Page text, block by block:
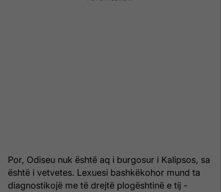
Por, Odiseu nuk është aq i burgosur i Kalipsos, sa
është i vetvetes. Lexuesi bashkëkohor mund ta
diagnostikojë me të drejtë plogështinë e tij -